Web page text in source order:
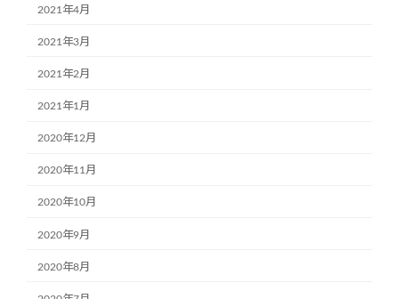
2021年4月
2021年3月
2021年2月
2021年1月
2020年12月
2020年11月
2020年10月
2020年9月
2020年8月